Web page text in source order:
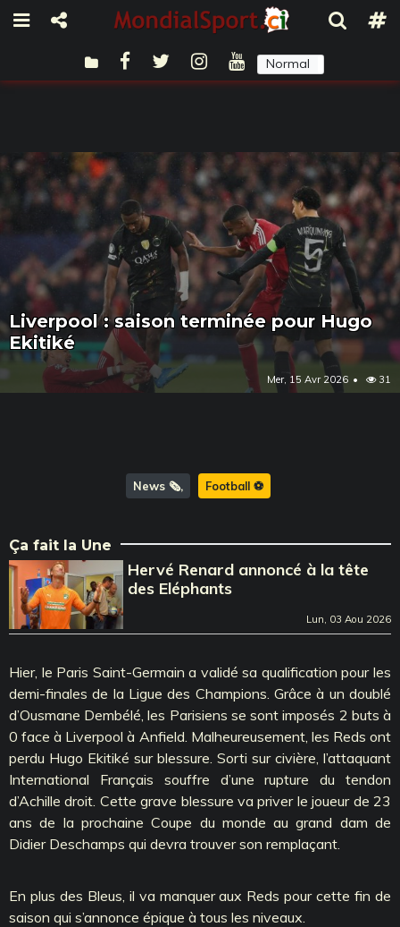
Normal
Liverpool : saison terminée pour Hugo
Ekitiké
Mer, 15 Avr 2026 31
News 🗞️ Football ⚽️
Ça fait la Une
Hervé Renard annoncé à la tête
des Eléphants
Lun, 03 Aou 2026
Hier, le Paris Saint-Germain a validé sa qualification pour les
demi-finales de la Ligue des Champions. Grâce à un doublé
d’Ousmane Dembélé, les Parisiens se sont imposés 2 buts à
0 face à Liverpool à Anfield. Malheureusement, les Reds ont
perdu Hugo Ekitiké sur blessure. Sorti sur civière, l’attaquant
International Français souffre d’une rupture du tendon
d’Achille droit. Cette grave blessure va priver le joueur de 23
ans de la prochaine Coupe du monde au grand dam de
Didier Deschamps qui devra trouver son remplaçant.
En plus des Bleus, il va manquer aux Reds pour cette fin de
saison qui s’annonce épique à tous les niveaux.